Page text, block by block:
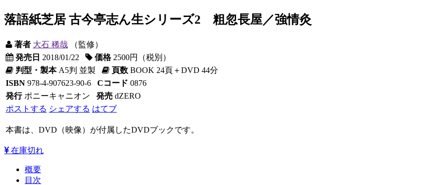
落語紙芝居 古今亭志ん生シリーズ2 粗忽長屋／強情灸
著者 大石 稀哉 （監修）
発売日 2018/01/22 価格 2500円（税別）
判型・製本 A5判 並製 頁数 BOOK 24頁＋DVD 44分
ISBN 978-4-907623-90-6 Cコード 0876
発行ポニーキャニオン 発売 dZERO
ポストする シェアする はてブ
本書は、DVD（映像）が付属したDVDブックです。
在庫切れ
概要
目次